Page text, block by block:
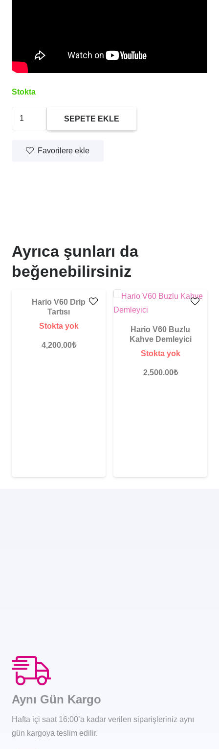
Stokta
Dripper
SEPETE EKLE
Favorilere ekle
Ayrıca şunları da
beğenebilirsiniz
Hario V60 Drip
Tartısı
Stokta yok
4,200.00₺
Hario V60 Buzlu
Kahve Demleyici
Stokta yok
2,500.00₺
Aynı Gün Kargo
Hafta içi saat 16:00’a kadar verilen siparişleriniz aynı
gün kargoya teslim edilir.